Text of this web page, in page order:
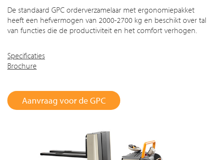
De standaard GPC orderverzamelaar met ergonomiepakket
heeft een hefvermogen van 2000-2700 kg en beschikt over tal
van functies die de productiviteit en het comfort verhogen.
Specificaties
Brochure
Aanvraag voor de GPC